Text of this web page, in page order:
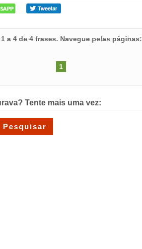
1 a 4 de 4 frases. Navegue pelas páginas:
1
Tente mais uma vez: